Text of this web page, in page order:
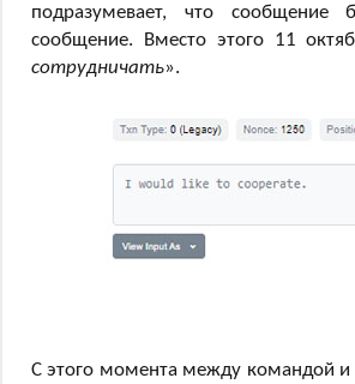
подразумевает, что
сообщение. Вместо этого 11
сотрудничать».
С этого момента между командой